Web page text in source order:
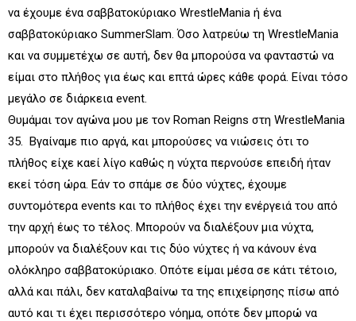
να έχουμε ένα σαββατοκύριακο WrestleMania ή ένα
σαββατοκύριακο SummerSlam. Όσο λατρεύω τη WrestleMania
και να συμμετέχω σε αυτή, δεν θα μπορούσα να φανταστώ να
είμαι στο πλήθος για έως και επτά ώρες κάθε φορά. Είναι τόσο
μεγάλο σε διάρκεια event.
Θυμάμαι τον αγώνα μου με τον Roman Reigns στη WrestleMania
35. Βγαίναμε πιο αργά, και μπορούσες να νιώσεις ότι το
πλήθος είχε καεί λίγο καθώς η νύχτα περνούσε επειδή ήταν
εκεί τόση ώρα. Εάν το σπάμε σε δύο νύχτες, έχουμε
συντομότερα events και το πλήθος έχει την ενέργειά του από
την αρχή έως το τέλος. Μπορούν να διαλέξουν μια νύχτα,
μπορούν να διαλέξουν και τις δύο νύχτες ή να κάνουν ένα
ολόκληρο σαββατοκύριακο. Οπότε είμαι μέσα σε κάτι τέτοιο,
αλλά και πάλι, δεν καταλαβαίνω τα της επιχείρησης πίσω από
αυτό και τι έχει περισσότερο νόημα, οπότε δεν μπορώ να